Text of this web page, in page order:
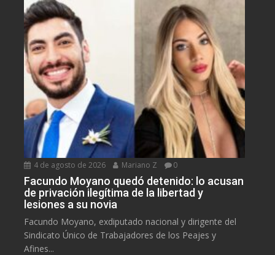
4 de agosto de 2026 Mariano Z 0
Facundo Moyano quedó detenido: lo acusan
de privación ilegítima de la libertad y
lesiones a su novia
Facundo Moyano, exdiputado nacional y dirigente del
Sindicato Único de Trabajadores de los Peajes y
Afines...